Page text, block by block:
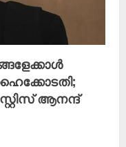
ആനന്ദ്